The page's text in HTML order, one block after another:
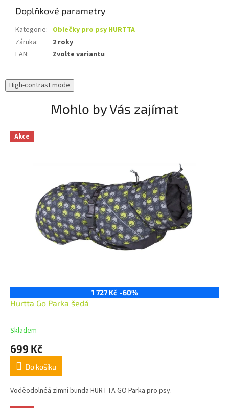
Doplňkové parametry
Kategorie: Oblečky pro psy HURTTA
Záruka:
2 roky
EAN: Zvolte variantu
High-contrast mode
Mohlo by Vás zajímat
Akce
1 727 Kč -60%
Hurtta Go Parka šedá
Skladem
699 Kč
Do košíku
Voděodolnéá zimní bunda HURTTA GO Parka pro psy.